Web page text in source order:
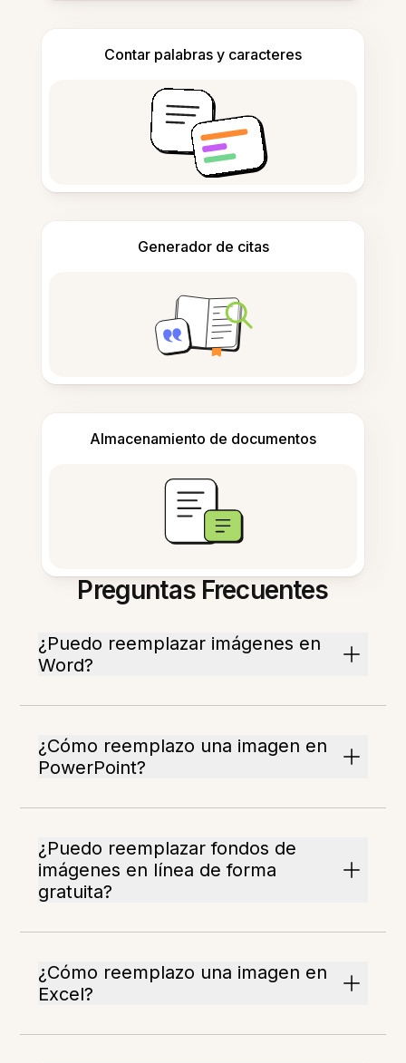
Contar palabras y caracteres
Generador de citas
Almacenamiento de documentos
Preguntas Frecuentes
¿Puedo reemplazar imágenes en
Word?
¿Cómo reemplazo una imagen en
PowerPoint?
¿Puedo reemplazar fondos de
imágenes en línea de forma
gratuita?
¿Cómo reemplazo una imagen en
Excel?